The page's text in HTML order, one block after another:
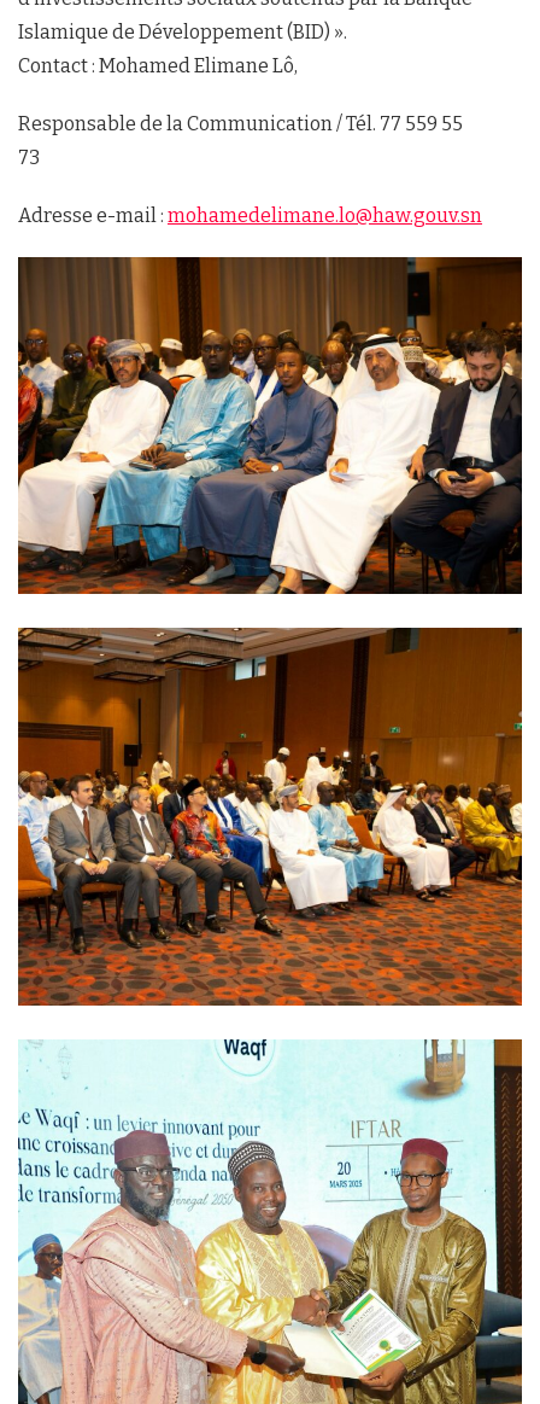
Islamique de Développement (BID) ».
Contact : Mohamed Elimane Lô,
Responsable de la Communication / Tél. 77 559 55
73
Adresse e-mail : mohamedelimane.lo@haw.gouv.sn